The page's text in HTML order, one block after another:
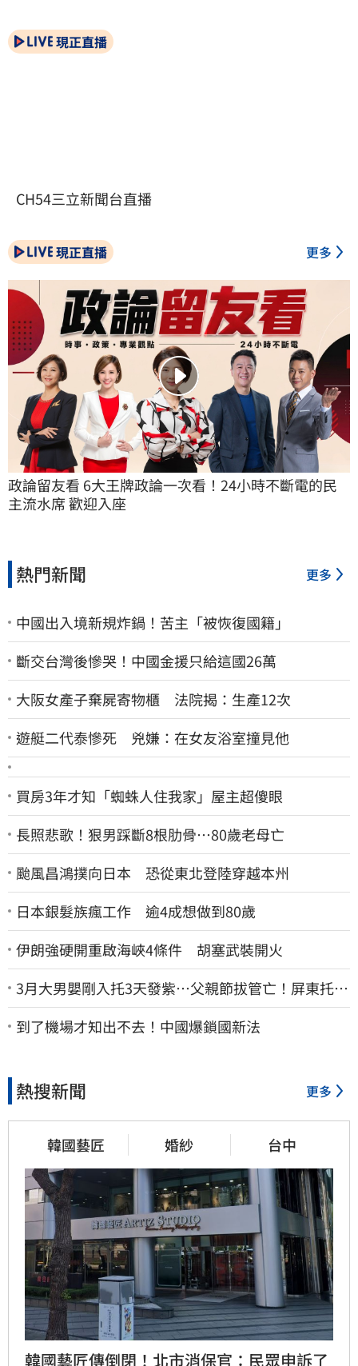
現正直播
CH54三立新聞台直播
現正直播 更多
政論留友看 6大王牌政論一次看！24小時不斷電的民
主流水席 歡迎入座
熱門新聞 更多
中國出入境新規炸鍋！苦主「被恢復國籍」
斷交台灣後慘哭！中國金援只給這國26萬
大阪女產子棄屍寄物櫃 法院揭：生產12次
遊艇二代泰慘死 兇嫌：在女友浴室撞見他
買房3年才知「蜘蛛人住我家」屋主超傻眼
長照悲歌！狠男踩斷8根肋骨…80歲老母亡
颱風昌鴻撲向日本 恐從東北登陸穿越本州
日本銀髮族瘋工作 逾4成想做到80歲
伊朗強硬開重啟海峽4條件 胡塞武裝開火
3月大男嬰剛入托3天發紫…父親節拔管亡！屏東托嬰
中心回9字
到了機場才知出不去！中國爆鎖國新法
熱搜新聞 更多
韓國藝匠 婚紗 台中
韓國藝匠傳倒閉！北市消保官：民眾申訴了